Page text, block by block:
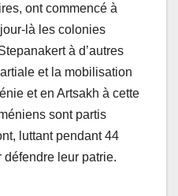
ont commencé à
là les colonies
à d’autres
et la mobilisation
et en Artsakh à cette
sont partis
luttant pendant 44
défendre leur patrie.